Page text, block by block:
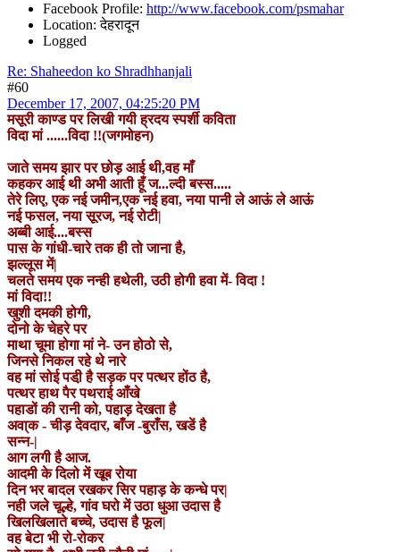
Facebook Profile: http://www.facebook.com/psmahar
Location: देहरादून
Logged
Re: Shaheedon ko Shradhhanjali
#60
December 17, 2007, 04:25:20 PM
मसूरी काण्ड पर लिखी गयी ह्रदय स्पर्शी कविता
विदा मां ......विदा !!(जगमोहन)
जाते समय झार पर छोड़ आई थी,वह माँ
कहकर आई थी अभी आती हूँ ज...ल्दी बस्स.....
तेरे लिए, एक नई जमीन,एक नई हवा, नया पानी ले आऊं ले आऊं
नई फसल, नया सूरज, नई रोटी|
अब्बी आई....बस्स
पास के गांधी-चारे तक ही तो जाना है,
झल्लूस में|
चलते समय एक नन्ही हथेली, उठी होगी हवा में- विदा !
मां विदा!!
खुशी दमकी होगी,
दोनो के चेहरे पर
माथा चूमा होगा मां ने- उन होठो से,
जिनसे निकल रहे थे नारे
वह मां सोई पडी़ है सड़क पर पत्थर होंठ है,
पत्थर हाथ पैर पथराई आँखे
पहाडों की रानी को, पहाड़ देखता है
अवा्क - चीड़ देवदार, बाँज -बुराँस, खडें है
सन्न-|
आग लगी है आज.
आदमी के दिलो में खूब रोया
दिन भर बादल रखकर सिर पहाड़ के कन्धे पर|
नही जले चूल्हे, गांव घरो में उठा धुआ उदास है
खिलखिलाते बच्चे, उदास है फूल|
वह बेटा भी रो-रोकर